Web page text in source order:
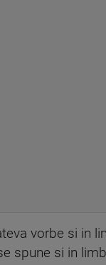
vorbe si in
spune si in